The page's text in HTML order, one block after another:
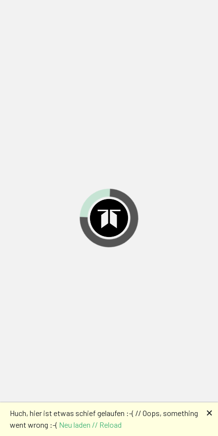
Huch, hier ist etwas schief gelaufen :-( // Oops, something
went wrong :-( Neu laden // Reload
🗙